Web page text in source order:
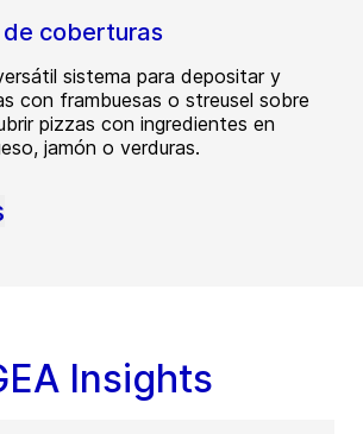
coberturas
sistema para depositar y
con frambuesas o streusel sobre
pizzas con ingredientes en
jamón o verduras.
Insights